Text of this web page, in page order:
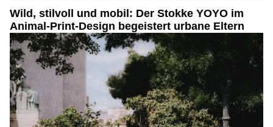
Wild, stilvoll und mobil: Der Stokke YOYO im
Animal-Print-Design begeistert urbane Eltern